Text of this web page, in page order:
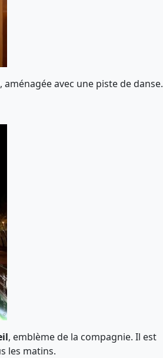
avec une piste de danse.
, emblème de la compagnie. Il est
les matins.